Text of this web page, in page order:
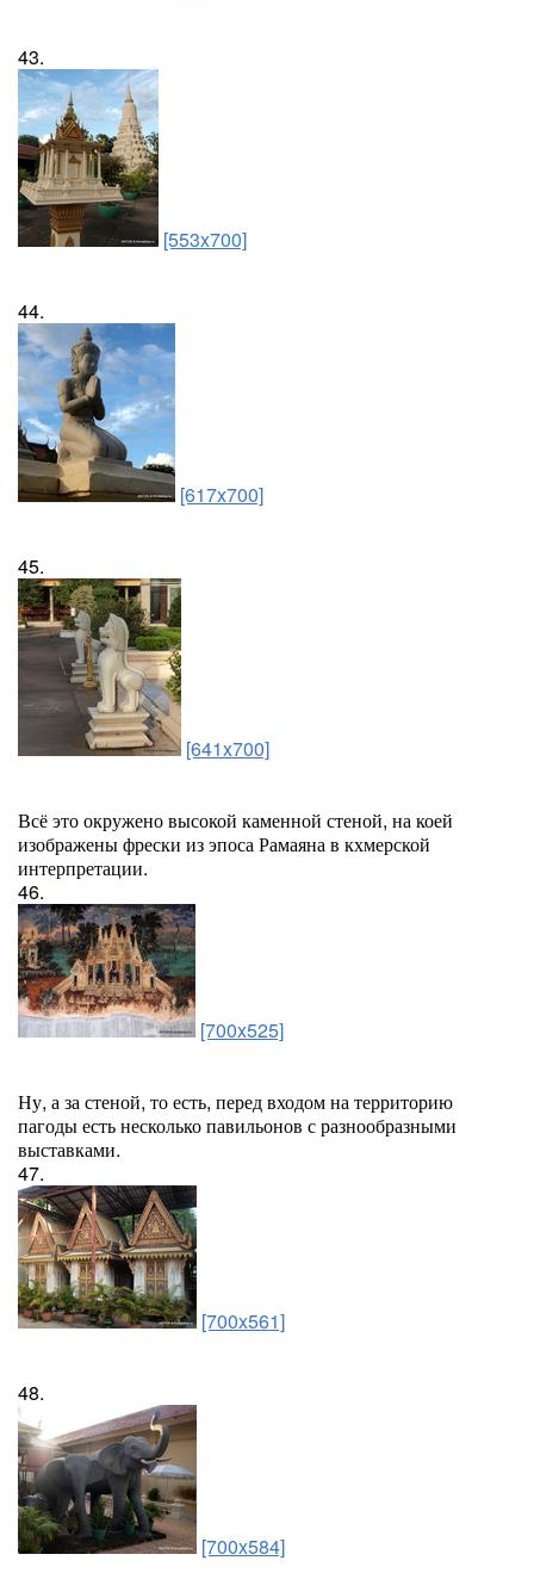
43.
[553x700]
44.
[617x700]
45.
[641x700]
Всё это окружено высокой каменной стеной, на коей
изображены фрески из эпоса Рамаяна в кхмерской
интерпретации.
46.
[700x525]
Ну, а за стеной, то есть, перед входом на территорию
пагоды есть несколько павильонов с разнообразными
выставками.
47.
[700x561]
48.
[700x584]